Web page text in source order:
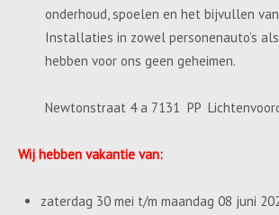
onderhoud, spoelen en het bijvullen
Installaties in zowel personenauto’s
hebben voor ons geen geheimen.
Newtonstraat 4 a 7131 PP
Wij hebben vakantie van:
zaterdag 30 mei t/m maandag 08 juni